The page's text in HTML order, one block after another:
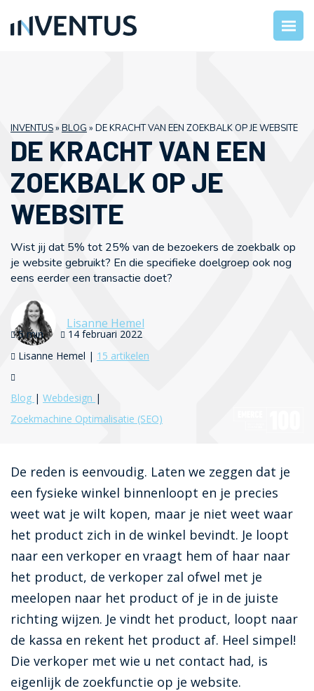
INVENTUS» BLOG » DE KRACHT VAN EEN ZOEKBALK OP JE WEBSITE
DE KRACHT VAN EEN
ZOEKBALK OP JE
WEBSITE
Wist jij dat 5% tot 25% van de bezoekers de zoekbalk op
je website gebruikt? En die specifieke doelgroep ook nog
eens eerder een transactie doet?
Lisanne Hemel
5 min
14 februari 2022
Lisanne Hemel | 15 artikelen
Blog
Webdesign
Zoekmachine Optimalisatie (SEO)
De reden is eenvoudig. Laten we zeggen dat je
een fysieke winkel binnenloopt en je precies
weet wat je wilt kopen, maar je niet weet waar
het product zich in de winkel bevindt. Je loopt
naar een verkoper en vraagt hem of haar naar
het product, de verkoper zal ofwel met je
meelopen naar het product of je in de juiste
richting wijzen. Je vindt het product, loopt naar
de kassa en rekent het product af. Heel simpel!
Die verkoper met wie u net contact had, is
eigenlijk de zoekfunctie op je website.